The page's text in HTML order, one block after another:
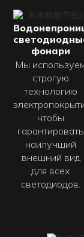
фонари
Мы
строгую
технологию
чтобы
гарантировать
наилучший
внешний вид
для всех
светодиодов.